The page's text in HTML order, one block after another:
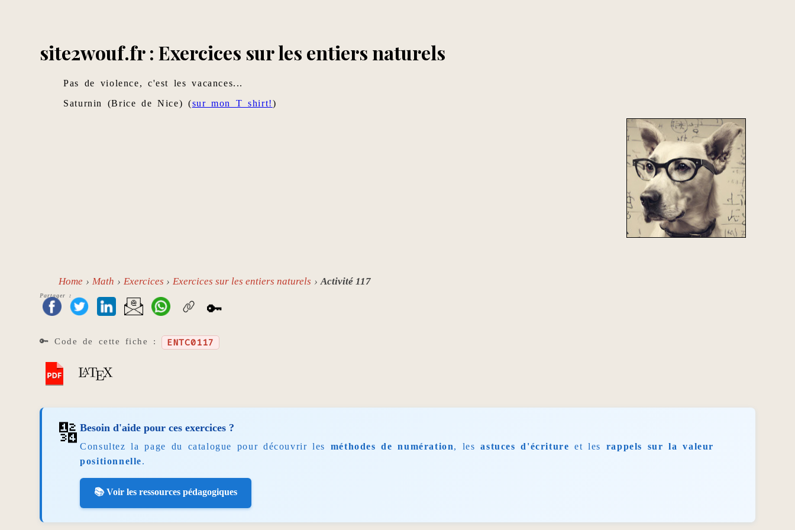
site2wouf.fr : Exercices sur les entiers naturels
Pas de violence, c'est les vacances...
Saturnin (Brice de Nice) (sur mon T shirt!)
Home Math Exercices Exercices sur les entiers naturels Activité 117
Partager :
🔑
🔑 Code de cette fiche : ENTC0117
🔢Besoin d'aide pour ces exercices ?
Consultez la page du catalogue pour découvrir les méthodes de numération, lesastuces d'écriture et les rappels sur la valeur
positionnelle.
📚 Voir les ressources pédagogiques